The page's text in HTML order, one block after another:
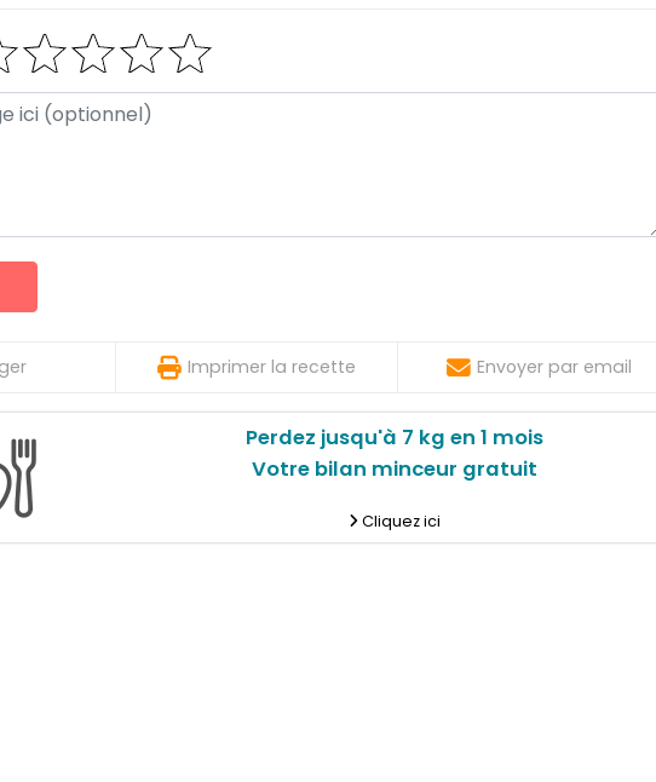
Imprimer la recette Envoyer par email
Perdez jusqu'à 7 kg en 1 mois
Votre bilan minceur gratuit
Cliquez ici